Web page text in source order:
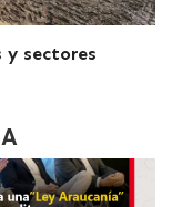
y sectores